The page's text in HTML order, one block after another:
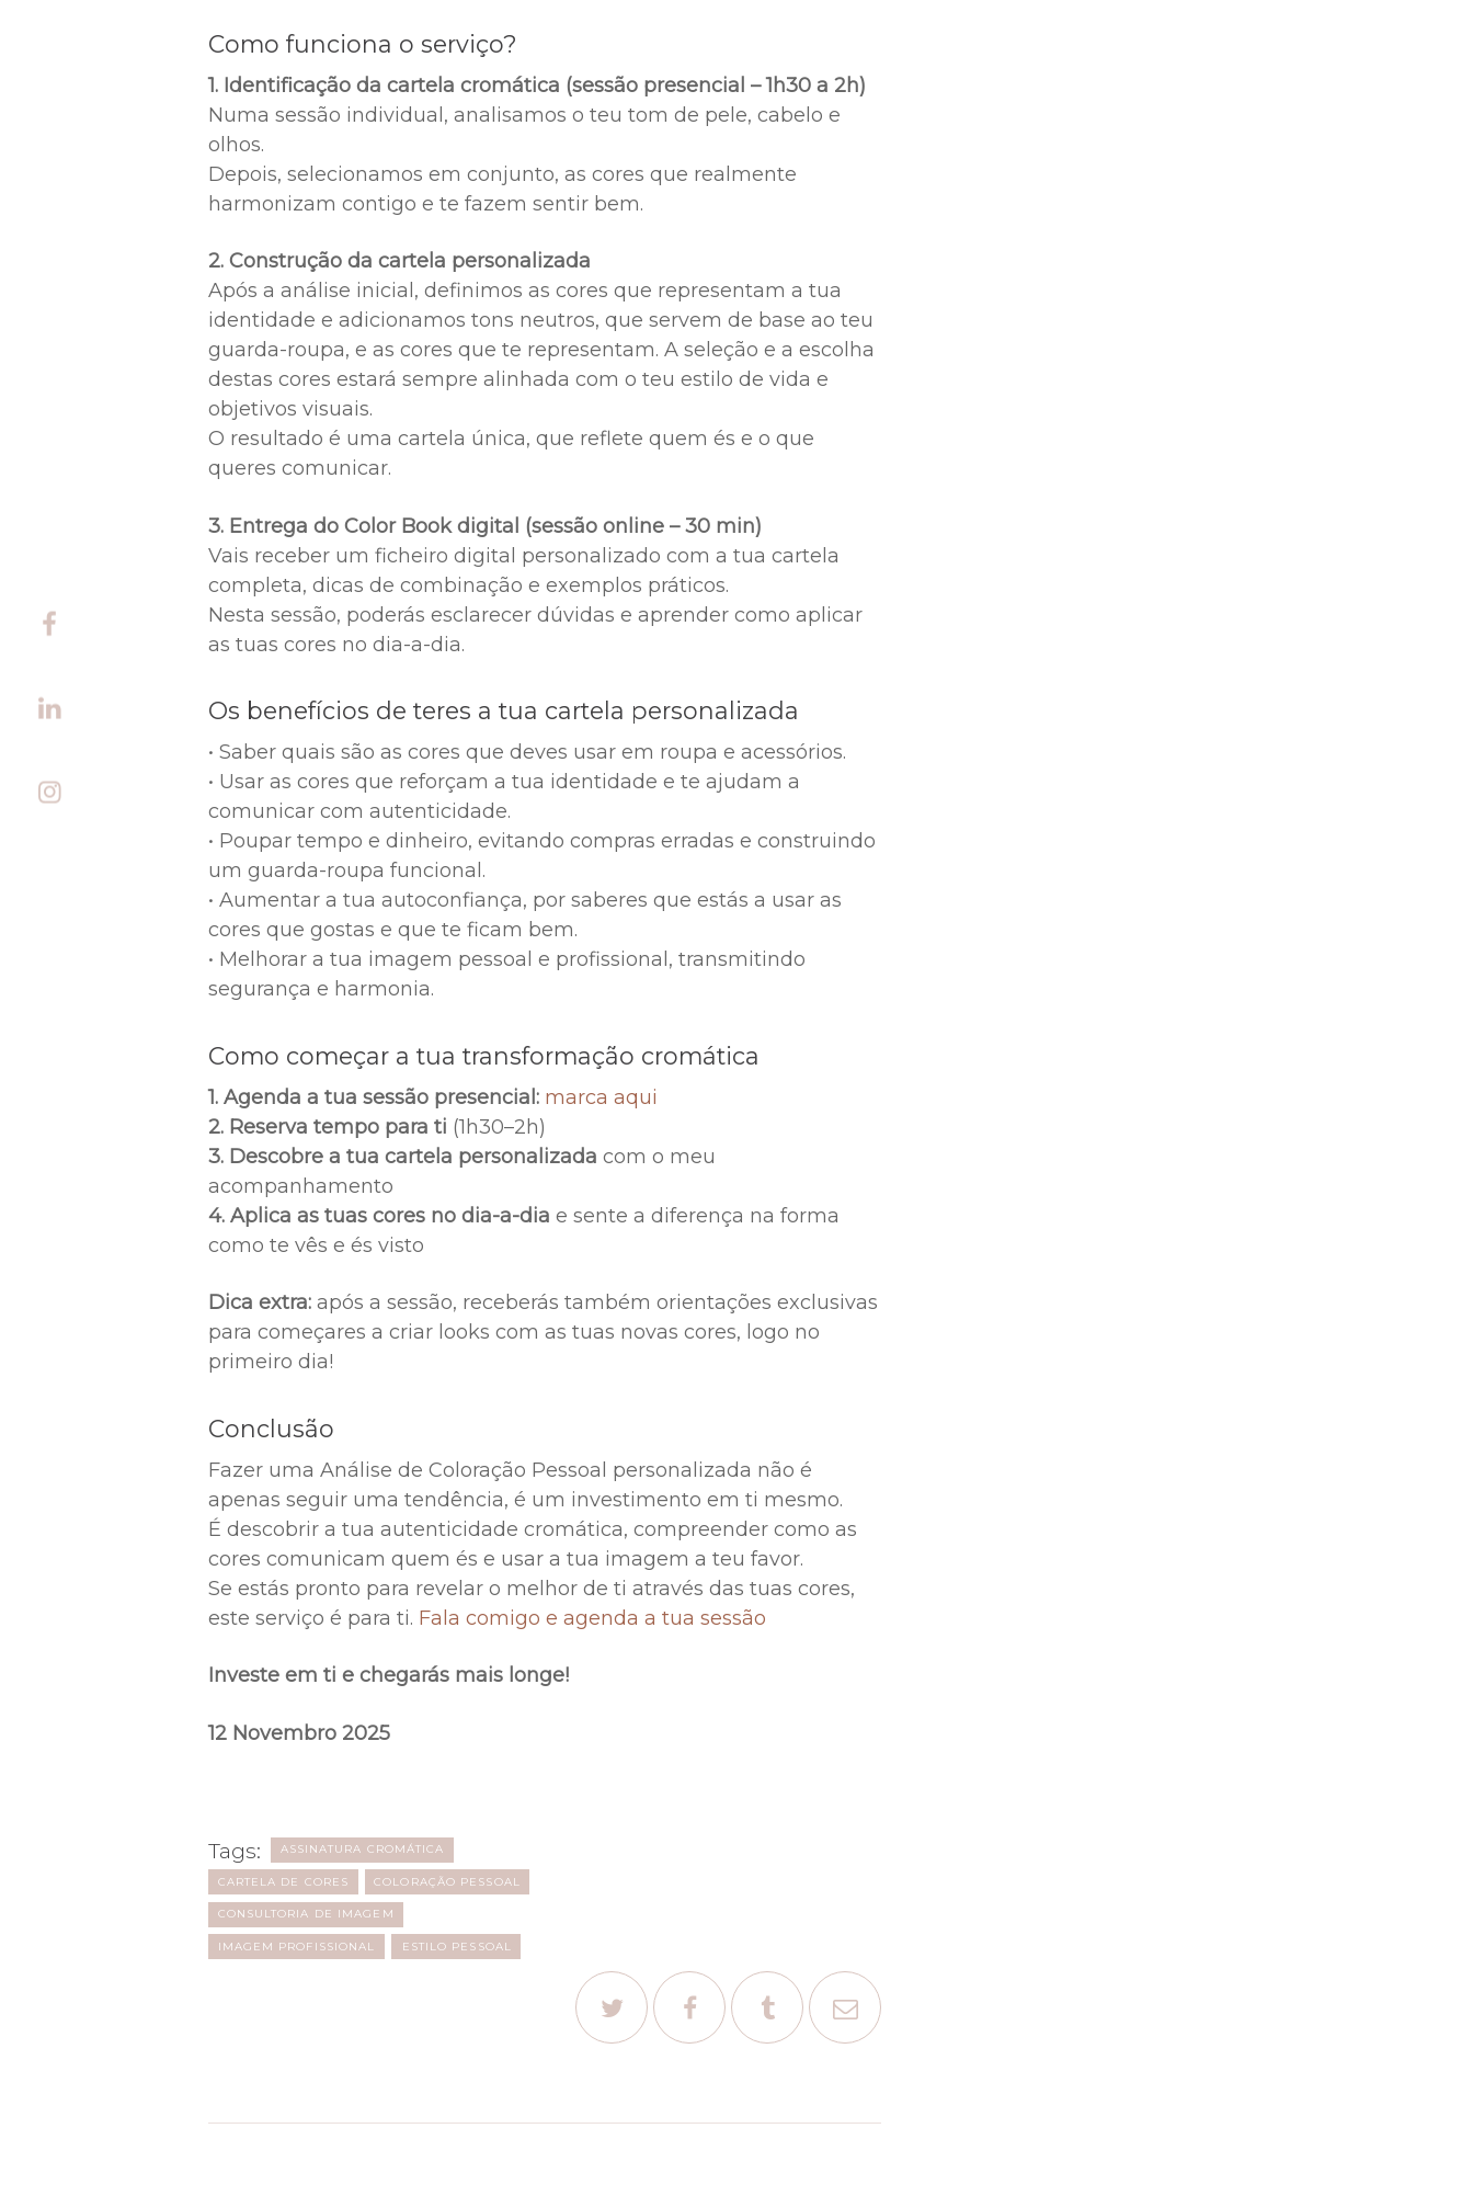
Home
Sobre mim
Serviços
Voucher
Testemunhos
Blog
Contactos
Como funciona o serviço?
1. Identificação da cartela cromática (sessão presencial – 1h30 a 2h)
Numa sessão individual, analisamos o teu tom de pele, cabelo e
olhos.
Depois, selecionamos em conjunto, as cores que realmente
harmonizam contigo e te fazem sentir bem.
2. Construção da cartela personalizada
Após a análise inicial, definimos as cores que representam a tua
identidade e adicionamos tons neutros, que servem de base ao teu
guarda-roupa, e as cores que te representam. A seleção e a escolha
destas cores estará sempre alinhada com o teu estilo de vida e
objetivos visuais.
O resultado é uma cartela única, que reflete quem és e o que
queres comunicar.
3. Entrega do Color Book digital (sessão online – 30 min)
Vais receber um ficheiro digital personalizado com a tua cartela
completa, dicas de combinação e exemplos práticos.
Nesta sessão, poderás esclarecer dúvidas e aprender como aplicar
as tuas cores no dia-a-dia.
Os benefícios de teres a tua cartela personalizada
• Saber quais são as cores que deves usar em roupa e acessórios.
• Usar as cores que reforçam a tua identidade e te ajudam a
comunicar com autenticidade.
• Poupar tempo e dinheiro, evitando compras erradas e construindo
um guarda-roupa funcional.
• Aumentar a tua autoconfiança, por saberes que estás a usar as
cores que gostas e que te ficam bem.
• Melhorar a tua imagem pessoal e profissional, transmitindo
segurança e harmonia.
Como começar a tua transformação cromática
1. Agenda a tua sessão presencial: marca aqui
2. Reserva tempo para ti (1h30–2h)
3. Descobre a tua cartela personalizada com o meu
acompanhamento
4. Aplica as tuas cores no dia-a-dia e sente a diferença na forma
como te vês e és visto
Dica extra: após a sessão, receberás também orientações exclusivas
para começares a criar looks com as tuas novas cores, logo no
primeiro dia!
Conclusão
Fazer uma Análise de Coloração Pessoal personalizada não é
apenas seguir uma tendência, é um investimento em ti mesmo.
É descobrir a tua autenticidade cromática, compreender como as
cores comunicam quem és e usar a tua imagem a teu favor.
Se estás pronto para revelar o melhor de ti através das tuas cores,
este serviço é para ti. Fala comigo e agenda a tua sessão
Investe em ti e chegarás mais longe!
12 Novembro 2025
Tags: ASSINATURA CROMÁTICA
CARTELA DE CORES COLORAÇÃO PESSOAL
CONSULTORIA DE IMAGEM
IMAGEM PROFISSIONAL ⁠ESTILO PESSOAL